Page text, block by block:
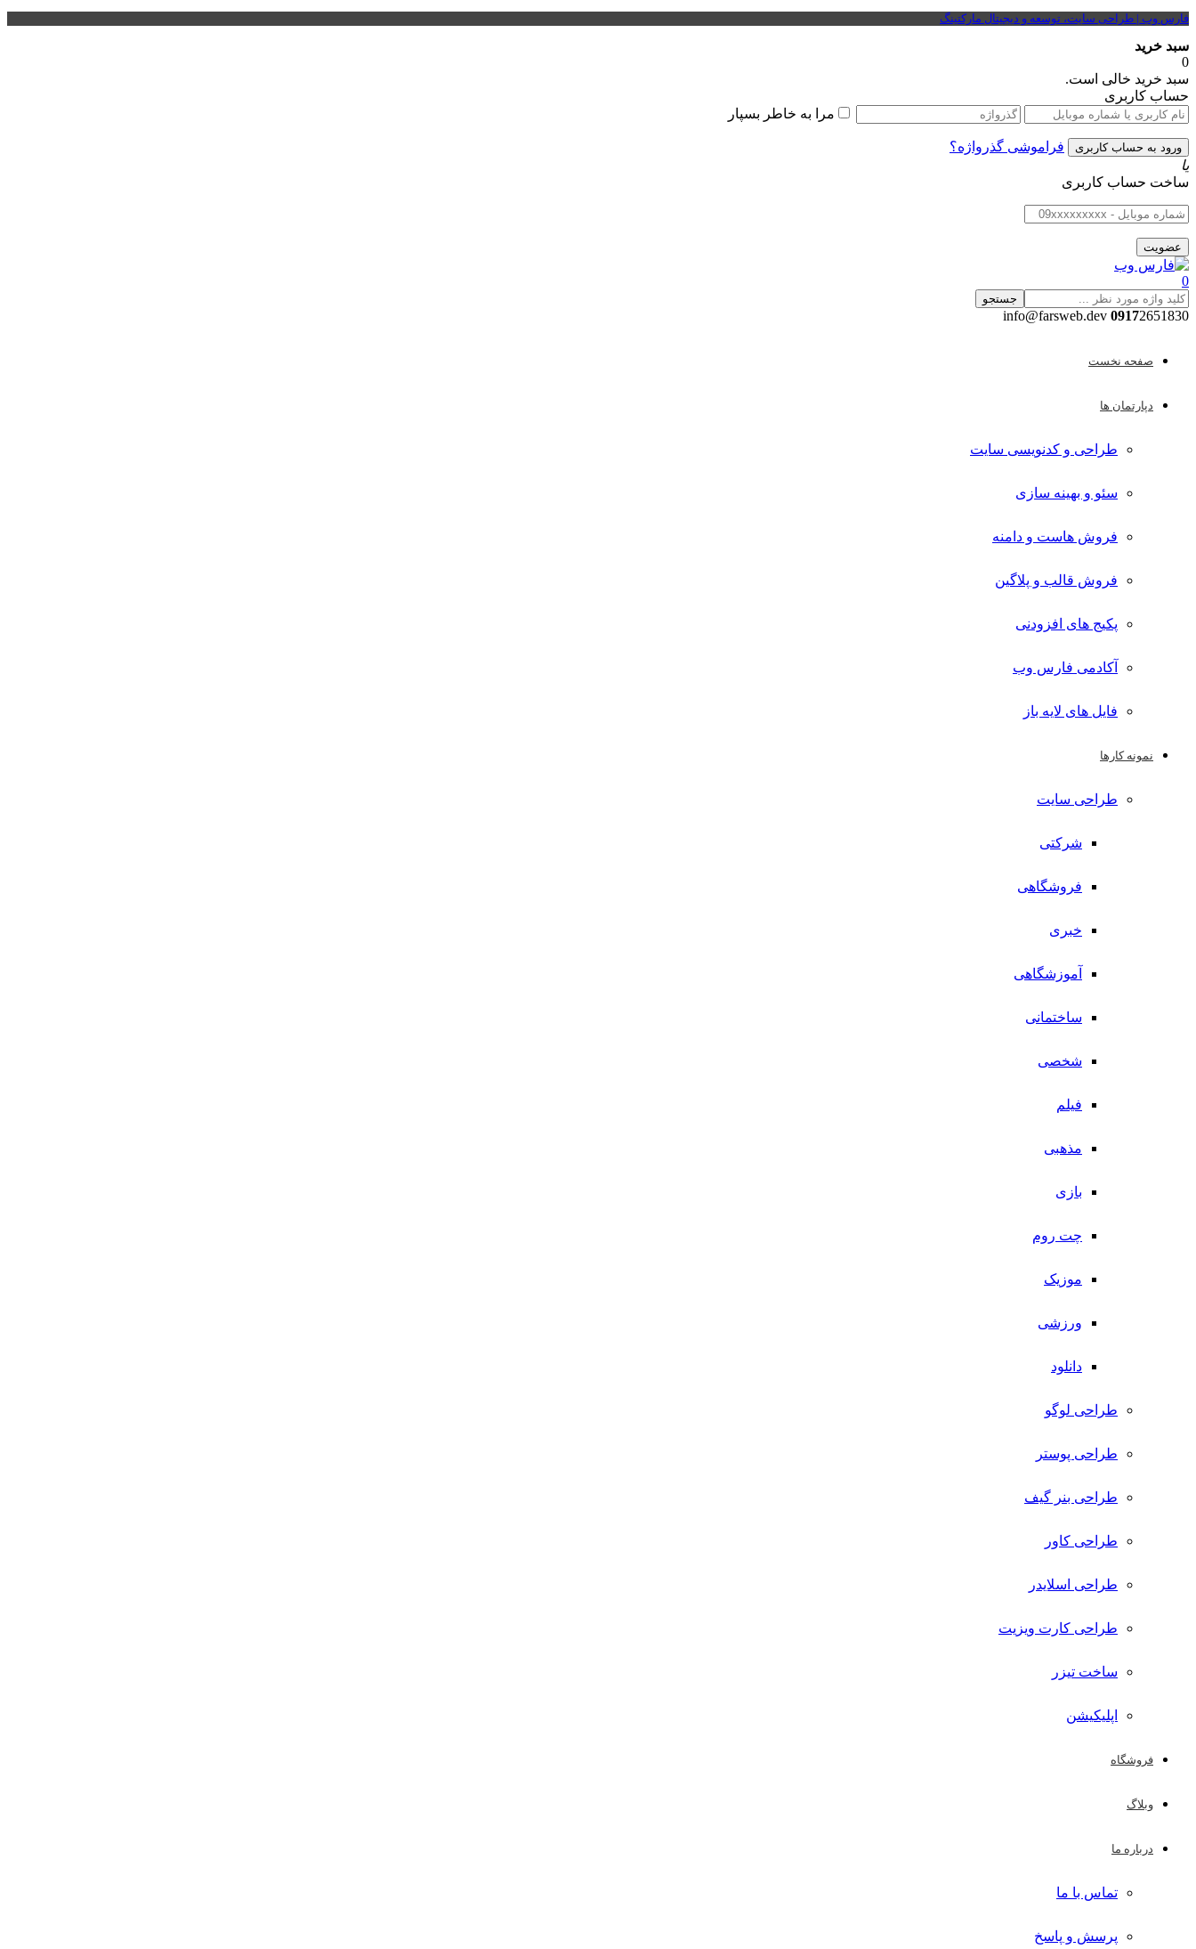
فارس وب | طراحی سایت، توسعه و دیجیتال مارکتینگ
سبد خرید
0
سبد خرید خالی است.
حساب کاربری
مرا به خاطر بسپار
فراموشی گذرواژه؟
یا
ساخت حساب کاربری
0
جستجو
09172651830 info@farsweb.dev
صفحه نخست
دپارتمان ها
طراحی و کدنویسی سایت
سئو و بهینه سازی
فروش هاست و دامنه
فروش قالب و پلاگین
پکیج های افزودنی
آکادمی فارس وب
فایل های لایه باز
نمونه کارها
طراحی سایت
شرکتی
فروشگاهی
خبری
آموزشگاهی
ساختمانی
شخصی
فیلم
مذهبی
بازی
چت روم
موزیک
ورزشی
دانلود
طراحی لوگو
طراحی پوستر
طراحی بنر گیف
طراحی کاور
طراحی اسلایدر
طراحی کارت ویزیت
ساخت تیزر
اپلیکیشن
فروشگاه
وبلاگ
درباره ما
تماس با ما
پرسش و پاسخ